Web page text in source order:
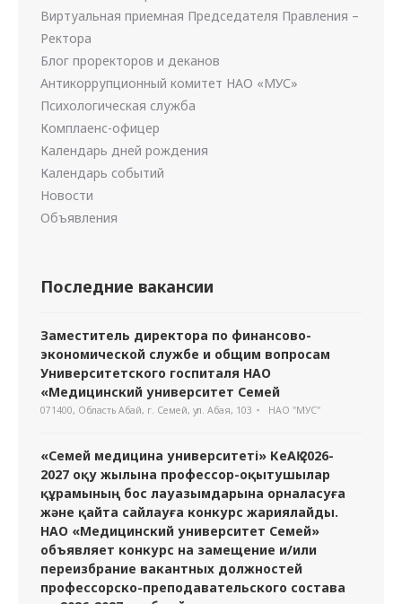
Виртуальная приемная Председателя Правления –
Ректора
Блог проректоров и деканов
Антикоррупционный комитет НАО «МУС»
Психологическая служба
Комплаенс-офицер
Календарь дней рождения
Календарь событий
Новости
Объявления
Последние вакансии
Заместитель директора по финансово-
экономической службе и общим вопросам
Университетского госпиталя НАО
«Медицинский университет Семей
071400, Область Абай, г. Семей, ул. Абая, 103 НАО "МУС"
«Семей медицина университеті» КеАҚ 2026-
2027 оқу жылына профессор-оқытушылар
құрамының бос лауазымдарына орналасуға
және қайта сайлауға конкурс жариялайды.
НАО «Медицинский университет Семей»
объявляет конкурс на замещение и/или
переизбрание вакантных должностей
профессорско-преподавательского состава